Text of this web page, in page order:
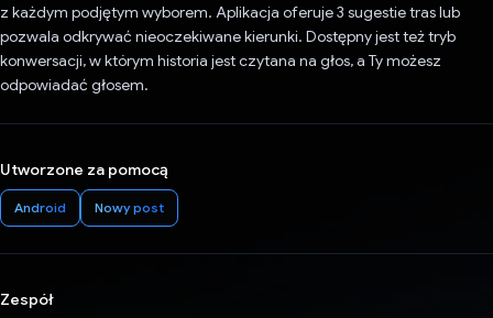
z każdym podjętym wyborem. Aplikacja oferuje 3 sugestie tras lub
pozwala odkrywać nieoczekiwane kierunki. Dostępny jest też tryb
konwersacji, w którym historia jest czytana na głos, a Ty możesz
odpowiadać głosem.
Utworzone za pomocą
Android Nowy post
Zespół